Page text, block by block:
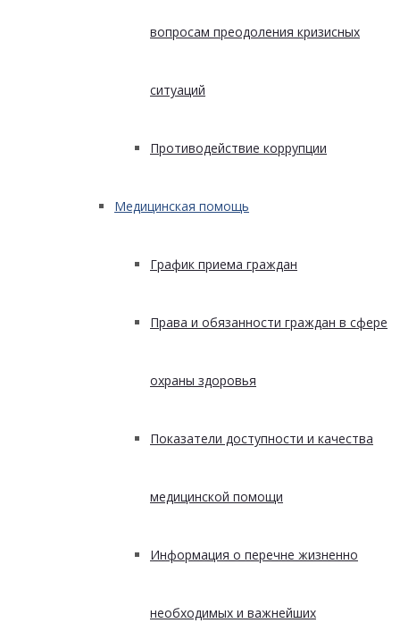
вопросам преодоления кризисных
ситуаций
Противодействие коррупции
Медицинская помощь
График приема граждан
Права и обязанности граждан в сфере
охраны здоровья
Показатели доступности и качества
медицинской помощи
Информация о перечне жизненно
необходимых и важнейших